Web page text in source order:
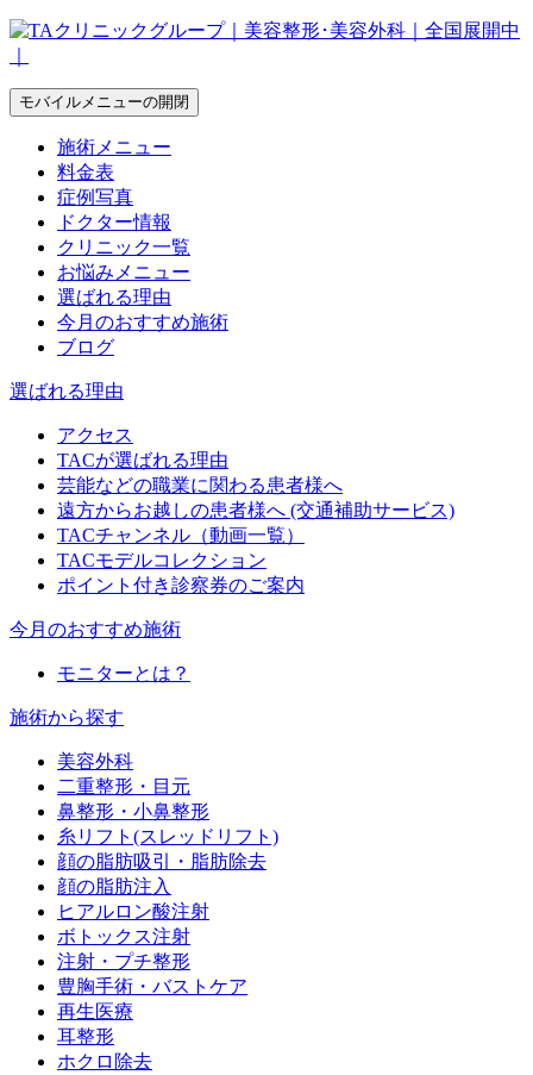
モバイルメニューの開閉
施術メニュー
料金表
症例写真
ドクター情報
クリニック一覧
お悩みメニュー
選ばれる理由
今月のおすすめ施術
ブログ
選ばれる理由
アクセス
TACが選ばれる理由
芸能などの職業に関わる患者様へ
遠方からお越しの患者様へ (交通補助サービス)
TACチャンネル（動画一覧）
TACモデルコレクション
ポイント付き診察券のご案内
今月のおすすめ施術
モニターとは？
施術から探す
美容外科
二重整形・目元
鼻整形・小鼻整形
糸リフト(スレッドリフト)
顔の脂肪吸引・脂肪除去
顔の脂肪注入
ヒアルロン酸注射
ボトックス注射
注射・プチ整形
豊胸手術・バストケア
再生医療
耳整形
ホクロ除去